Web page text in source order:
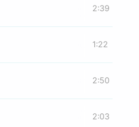
2:39
1:22
2:50
2:03